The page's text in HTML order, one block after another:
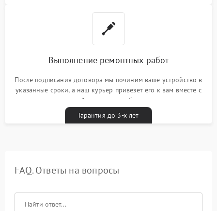
Выполнение ремонтных работ
После подписания договора мы починим ваше устройство в
указанные сроки, а наш курьер привезет его к вам вместе с
гарантийным талоном бесплатно
Гарантия до 3-х лет
FAQ. Ответы на вопросы